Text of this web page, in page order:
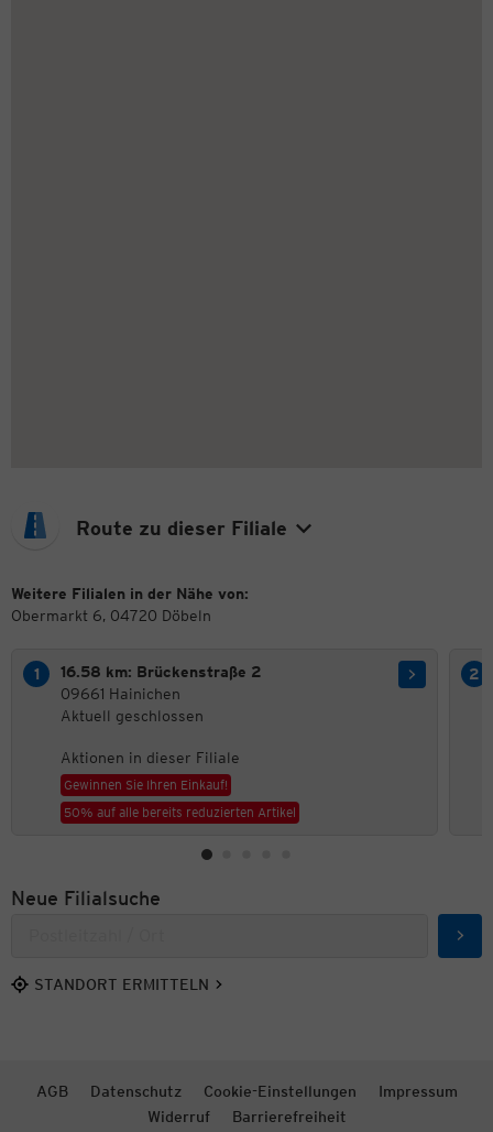
Route zu dieser Filiale
Weitere Filialen in der Nähe von:
Obermarkt 6, 04720 Döbeln
16.58 km: Brückenstraße 2
09661 Hainichen
Aktuell geschlossen
Aktionen in dieser Filiale
Gewinnen Sie Ihren Einkauf!
50% auf alle bereits reduzierten Artikel
Neue Filialsuche
STANDORT ERMITTELN
AGB Datenschutz Cookie-Einstellungen
Impressum
Widerruf
Barrierefreiheit